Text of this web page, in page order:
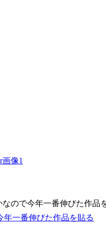
ので今年一番伸びた作品
年一番伸びた作品を貼る